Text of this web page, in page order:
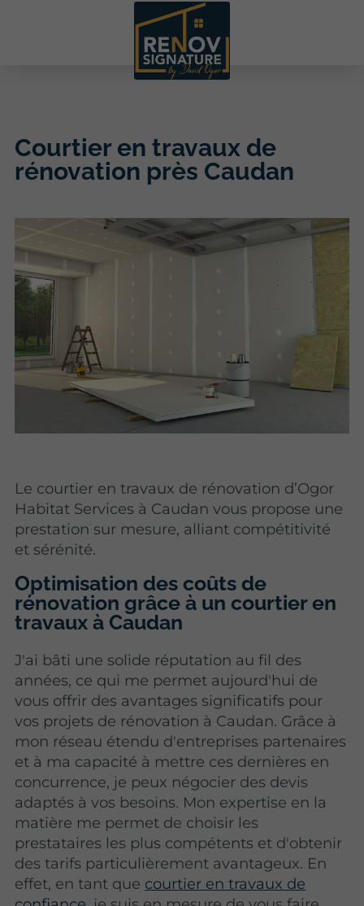
Courtier en travaux de
rénovation près Caudan
Le courtier en travaux de rénovation d’Ogor
Habitat Services à Caudan vous propose une
prestation sur mesure, alliant compétitivité
et sérénité.
Optimisation des coûts de
rénovation grâce à un courtier en
travaux à Caudan
J'ai bâti une solide réputation au fil des
années, ce qui me permet aujourd'hui de
vous offrir des avantages significatifs pour
vos projets de rénovation à Caudan. Grâce à
mon réseau étendu d'entreprises partenaires
et à ma capacité à mettre ces dernières en
concurrence, je peux négocier des devis
adaptés à vos besoins. Mon expertise en la
matière me permet de choisir les
prestataires les plus compétents et d'obtenir
des tarifs particulièrement avantageux. En
effet, en tant que courtier en travaux de